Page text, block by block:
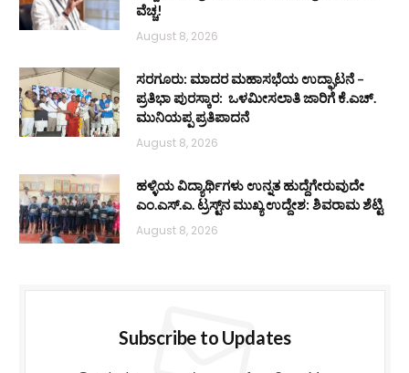
ವೆಚ್ಚ!
August 8, 2026
ಸರಗೂರು: ಮಾದರ ಮಹಾಸಭೆಯ ಉದ್ಘಾಟನೆ –
ಪ್ರತಿಭಾ ಪುರಸ್ಕಾರ: ಒಳಮೀಸಲಾತಿ ಜಾರಿಗೆ ಕೆ.ಎಚ್.
ಮುನಿಯಪ್ಪ ಪ್ರತಿಪಾದನೆ
August 8, 2026
ಹಳ್ಳಿಯ ವಿದ್ಯಾರ್ಥಿಗಳು ಉನ್ನತ ಹುದ್ದೆಗೇರುವುದೇ
ಎಂ.ಎಸ್.ಎ. ಟ್ರಸ್ಟ್‌ನ ಮುಖ್ಯ ಉದ್ದೇಶ: ಶಿವರಾಮ ಶೆಟ್ಟಿ
August 8, 2026
Subscribe to Updates